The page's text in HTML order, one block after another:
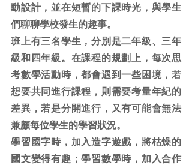
動設計，並在短暫的下課時光，與學生
們聊聊學校發生的趣事。
班上有三名學生，分別是二年級、三年
級和四年級。在課程的規劃上，每次思
考數學活動時，都會遇到一些困境，若
想要共同進行課程，則需要考量年紀的
差異，若是分開進行，又有可能會無法
兼顧每位學生的學習狀況。
學習國字時，加入造字遊戲，將枯燥的
國文變得有趣；學習數學時，加入合作